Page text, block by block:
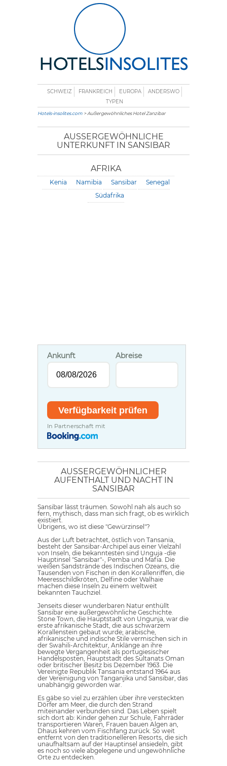
SCHWEIZ FRANKREICH EUROPA
ANDERSWO
TYPEN
Hotels-insolites.com > Außergewöhnliches Hotel Zanzibar
AUSSERGEWÖHNLICHE U
NTERKUNFT IN SANSIBAR
AFRIKA
Kenia Namibia Sansibar
Senegal
Südafrika
Ankunft Abreise
In Partnerschaft mit
AUSSERGEWÖHNLICHER A
UFENTHALT UND NACHT IN S
ANSIBAR
Sansibar lässt träumen. Sowohl nah als auch so
fern, mythisch, dass man sich fragt, ob es wirklich
existiert.
Übrigens, wo ist diese "Gewürzinsel"?
Aus der Luft betrachtet, östlich von Tansania,
besteht der Sansibar-Archipel aus einer Vielzahl
von Inseln, die bekanntesten sind Unguja -die
Hauptinsel "Sansibar"-, Pemba und Mafia. Die
weißen Sandstrände des Indischen Ozeans, die
Tausenden von Fischen in den Korallenriffen, die
Meeresschildkröten, Delfine oder Walhaie
machen diese Inseln zu einem weltweit
bekannten Tauchziel.
Jenseits dieser wunderbaren Natur enthüllt
Sansibar eine außergewöhnliche Geschichte.
Stone Town, die Hauptstadt von Ungunja, war die
erste afrikanische Stadt, die aus schwarzem
Korallenstein gebaut wurde; arabische,
afrikanische und indische Stile vermischen sich in
der Swahili-Architektur, Anklänge an ihre
bewegte Vergangenheit als portugiesischer
Handelsposten, Hauptstadt des Sultanats Oman
oder britischer Besitz bis Dezember 1963. Die
Vereinigte Republik Tansania entstand 1964 aus
der Vereinigung von Tanganjika und Sansibar, das
unabhängig geworden war.
Es gäbe so viel zu erzählen über ihre versteckten
Dörfer am Meer, die durch den Strand
miteinander verbunden sind. Das Leben spielt
sich dort ab: Kinder gehen zur Schule, Fahrräder
transportieren Waren, Frauen bauen Algen an,
Dhaus kehren vom Fischfang zurück. So weit
entfernt von den traditionelleren Resorts, die sich
unaufhaltsam auf der Hauptinsel ansiedeln, gibt
es noch so viele abgelegene und ungewöhnliche
Orte zu entdecken.